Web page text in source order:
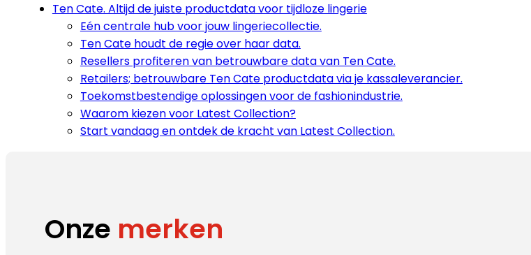
Ten Cate. Altijd de juiste productdata voor tijdloze lingerie
Eén centrale hub voor jouw lingeriecollectie.
Ten Cate houdt de regie over haar data.
Resellers profiteren van betrouwbare data van Ten Cate.
Retailers; betrouwbare Ten Cate productdata via je kassaleverancier.
Toekomstbestendige oplossingen voor de fashionindustrie.
Waarom kiezen voor Latest Collection?
Start vandaag en ontdek de kracht van Latest Collection.
Onze merken